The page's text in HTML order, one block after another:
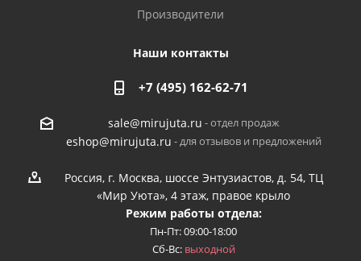
Производители
Наши контакты
+7 (495) 162-62-71
sale@mirujuta.ru - отдел продаж
eshop@mirujuta.ru - для отзывов и предложений
Россия, г. Москва, шоссе Энтузиастов, д. 54, ТЦ
«Мир Уюта», 4 этаж, правое крыло
Режим работы отдела:
Пн-Пт: 09:00-18:00
Сб-Вс: выходной